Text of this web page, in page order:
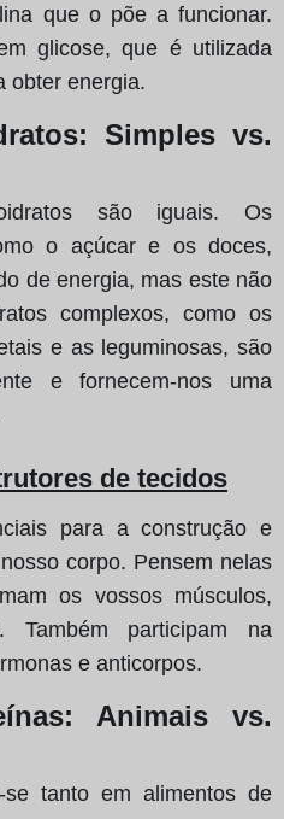
que o põe a funcionar.
glicose, que é utilizada
obter energia.
Simples vs.
são iguais. Os
o açúcar e os doces,
de energia, mas este não
complexos, como os
e as leguminosas, são
e fornecem-nos uma
de tecidos
para a construção e
corpo. Pensem nelas
os vossos músculos,
participam na
e anticorpos.
Animais vs.
se tanto em alimentos de